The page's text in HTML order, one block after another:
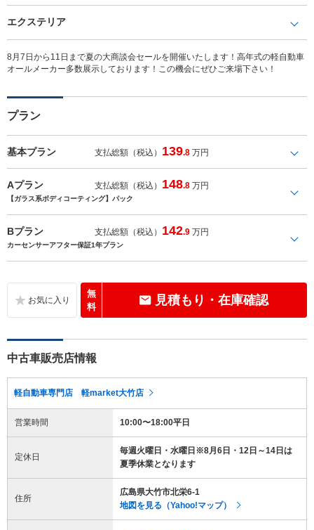
エクステリア
8月7日から11日まで夏の大商談会セールを開催いたします！高年式の軽自動車
オールメーカー多数展示しております！この機会にぜひご来場下さい！
プラン
基本プラン 支払総額（税込） 139.8 万円
Aプラン 支払総額（税込） 148.8 万円
【ガラス系ボディコーティング】パック
Bプラン 支払総額（税込） 142.9 万円
カーセンサーアフター保証1年プラン
無
料
見積もり・在庫確認
中古車販売店情報
軽自動車専門店 軽market大竹店
営業時間 10:00〜18:00平日
定休日
毎週火曜日・水曜日※8月6日・12日～14日は
夏季休業となります
住所
広島県大竹市北栄6-1
地図を見る（Yahoo!マップ）